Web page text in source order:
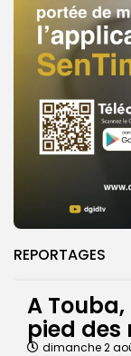
REPORTAGES
A
pied des
dimanche 2